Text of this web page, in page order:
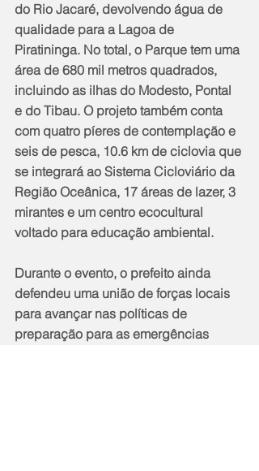
do Rio Jacaré, devolvendo água de
qualidade para a Lagoa de
Piratininga. No total, o Parque tem uma
área de 680 mil metros quadrados,
incluindo as ilhas do Modesto, Pontal
e do Tibau. O projeto também conta
com quatro píeres de contemplação e
seis de pesca, 10.6 km de ciclovia que
se integrará ao Sistema Cicloviário da
Região Oceânica, 17 áreas de lazer, 3
mirantes e um centro ecocultural
voltado para educação ambiental.
Durante o evento, o prefeito ainda
defendeu uma união de forças locais
para avançar nas políticas de
preparação para as emergências